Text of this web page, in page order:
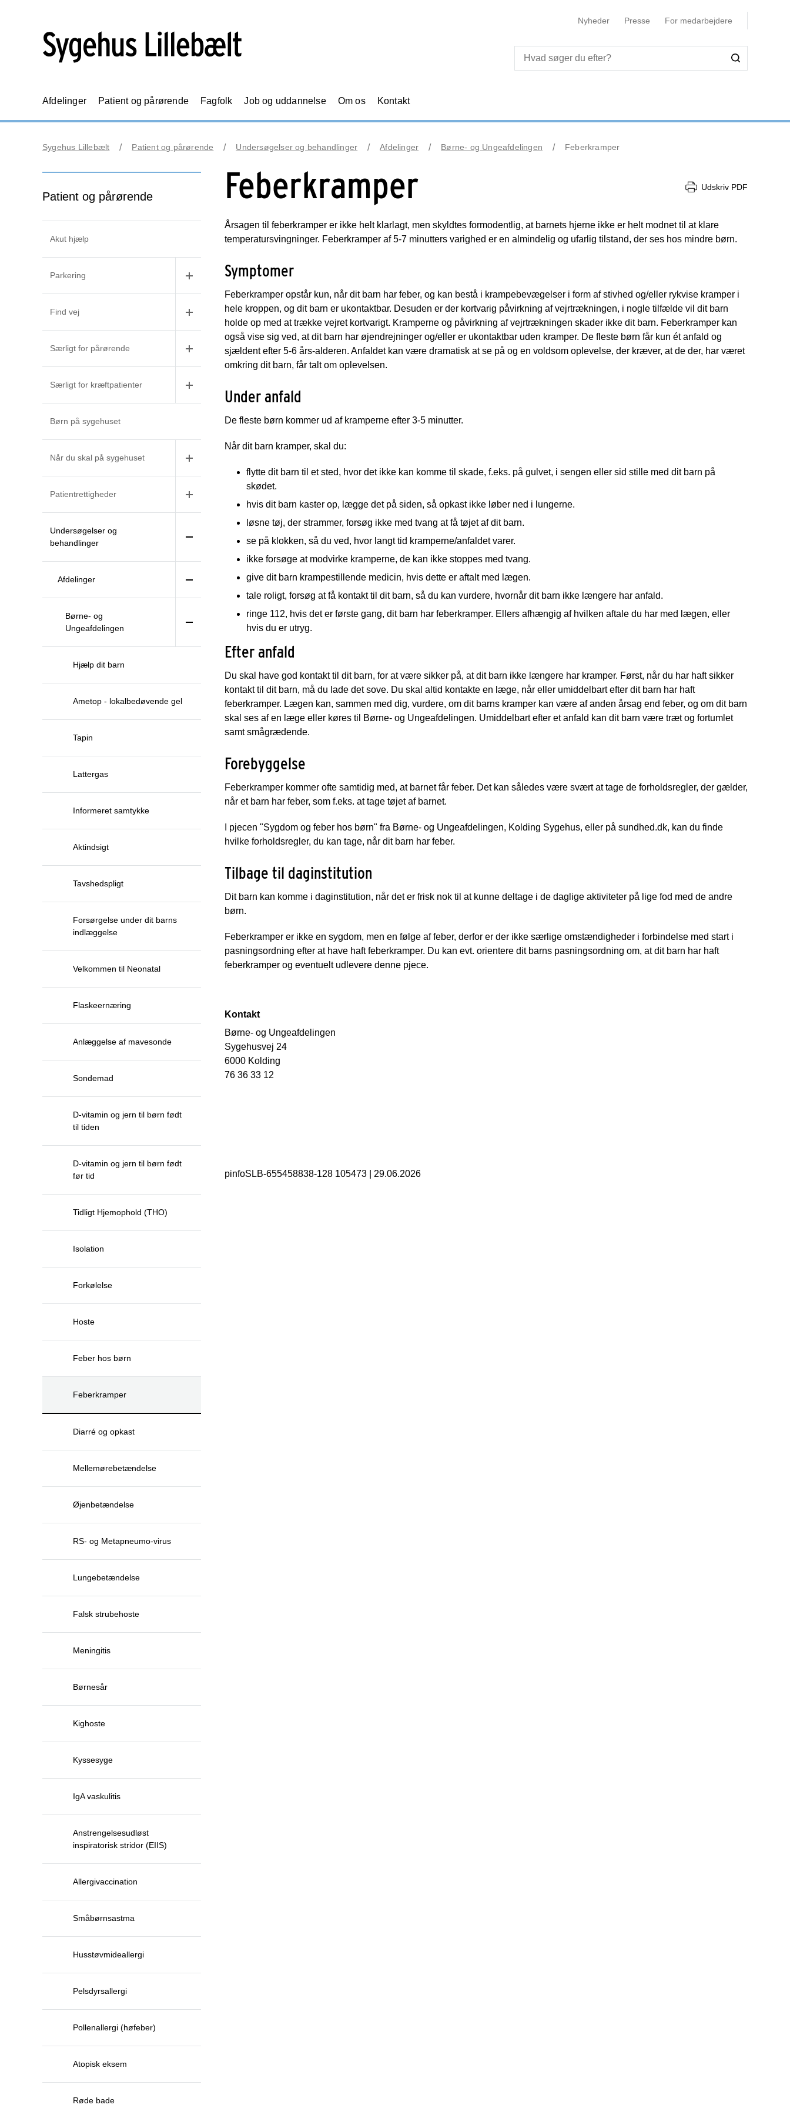
Nyheder Presse For medarbejdere
Afdelinger Patient og pårørende Fagfolk Job og uddannelse Om os Kontakt
Sygehus Lillebælt Patient og pårørende Undersøgelser og behandlinger Afdelinger Børne- og Ungeafdelingen Feberkramper
Patient og pårørende
Akut hjælp
Parkering
Find vej
Særligt for pårørende
Særligt for kræftpatienter
Børn på sygehuset
Når du skal på sygehuset
Patientrettigheder
Undersøgelser og
behandlinger
Afdelinger
Børne- og
Ungeafdelingen
Hjælp dit barn
Ametop - lokalbedøvende gel
Tapin
Lattergas
Informeret samtykke
Aktindsigt
Tavshedspligt
Forsørgelse under dit barns
indlæggelse
Velkommen til Neonatal
Flaskeernæring
Anlæggelse af mavesonde
Sondemad
D-vitamin og jern til børn født
til tiden
D-vitamin og jern til børn født
før tid
Tidligt Hjemophold (THO)
Isolation
Forkølelse
Hoste
Feber hos børn
Feberkramper
Diarré og opkast
Mellemørebetændelse
Øjenbetændelse
RS- og Metapneumo-virus
Lungebetændelse
Falsk strubehoste
Meningitis
Børnesår
Kighoste
Kyssesyge
IgA vaskulitis
Anstrengelsesudløst
inspiratorisk stridor (EIIS)
Allergivaccination
Småbørnsastma
Husstøvmideallergi
Pelsdyrsallergi
Pollenallergi (høfeber)
Atopisk eksem
Røde bade
Feberkramper Udskriv PDF
Årsagen til feberkramper er ikke helt klarlagt, men skyldtes formodentlig, at barnets hjerne ikke er helt modnet til at klare
temperatursvingninger. Feberkramper af 5-7 minutters varighed er en almindelig og ufarlig tilstand, der ses hos mindre børn.
Symptomer
Feberkramper opstår kun, når dit barn har feber, og kan bestå i krampebevægelser i form af stivhed og/eller rykvise kramper i
hele kroppen, og dit barn er ukontaktbar. Desuden er der kortvarig påvirkning af vejrtrækningen, i nogle tilfælde vil dit barn
holde op med at trække vejret kortvarigt. Kramperne og påvirkning af vejrtrækningen skader ikke dit barn. Feberkramper kan
også vise sig ved, at dit barn har øjendrejninger og/eller er ukontaktbar uden kramper. De fleste børn får kun ét anfald og
sjældent efter 5-6 års-alderen. Anfaldet kan være dramatisk at se på og en voldsom oplevelse, der kræver, at de der, har været
omkring dit barn, får talt om oplevelsen.
Under anfald
De fleste børn kommer ud af kramperne efter 3-5 minutter.
Når dit barn kramper, skal du:
flytte dit barn til et sted, hvor det ikke kan komme til skade, f.eks. på gulvet, i sengen eller sid stille med dit barn på
skødet.
hvis dit barn kaster op, lægge det på siden, så opkast ikke løber ned i lungerne.
løsne tøj, der strammer, forsøg ikke med tvang at få tøjet af dit barn.
se på klokken, så du ved, hvor langt tid kramperne/anfaldet varer.
ikke forsøge at modvirke kramperne, de kan ikke stoppes med tvang.
give dit barn krampestillende medicin, hvis dette er aftalt med lægen.
tale roligt, forsøg at få kontakt til dit barn, så du kan vurdere, hvornår dit barn ikke længere har anfald.
ringe 112, hvis det er første gang, dit barn har feberkramper. Ellers afhængig af hvilken aftale du har med lægen, eller
hvis du er utryg.
Efter anfald
Du skal have god kontakt til dit barn, for at være sikker på, at dit barn ikke længere har kramper. Først, når du har haft sikker
kontakt til dit barn, må du lade det sove. Du skal altid kontakte en læge, når eller umiddelbart efter dit barn har haft
feberkramper. Lægen kan, sammen med dig, vurdere, om dit barns kramper kan være af anden årsag end feber, og om dit barn
skal ses af en læge eller køres til Børne- og Ungeafdelingen. Umiddelbart efter et anfald kan dit barn være træt og fortumlet
samt smågrædende.
Forebyggelse
Feberkramper kommer ofte samtidig med, at barnet får feber. Det kan således være svært at tage de forholdsregler, der gælder,
når et barn har feber, som f.eks. at tage tøjet af barnet.
I pjecen "Sygdom og feber hos børn" fra Børne- og Ungeafdelingen, Kolding Sygehus, eller på sundhed.dk, kan du finde
hvilke forholdsregler, du kan tage, når dit barn har feber.
Tilbage til daginstitution
Dit barn kan komme i daginstitution, når det er frisk nok til at kunne deltage i de daglige aktiviteter på lige fod med de andre
børn.
Feberkramper er ikke en sygdom, men en følge af feber, derfor er der ikke særlige omstændigheder i forbindelse med start i
pasningsordning efter at have haft feberkramper. Du kan evt. orientere dit barns pasningsordning om, at dit barn har haft
feberkramper og eventuelt udlevere denne pjece.
Kontakt
Børne- og Ungeafdelingen
Sygehusvej 24
6000 Kolding
76 36 33 12
pinfoSLB-655458838-128 105473 29.06.2026